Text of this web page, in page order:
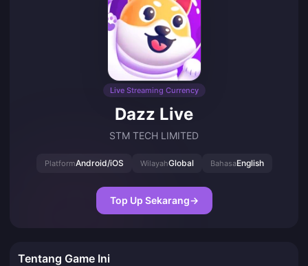
Live Streaming Currency
Dazz Live
STM TECH LIMITED
PlatformAndroid/iOS WilayahGlobal BahasaEnglish
Top Up Sekarang→
Tentang Game Ini